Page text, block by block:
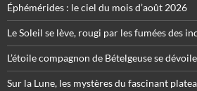
Éphémérides : le ciel du mois d’août 2026
Le Soleil se lève, rougi par les fumées des
L’étoile compagnon de Bételgeuse se
Sur la Lune, les mystères du fascinant